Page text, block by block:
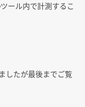
ール内で計測するこ
したが最後までご覧